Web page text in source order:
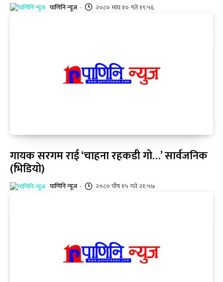
पाणिनि न्यूज - २०८० माघ १० गते १९:५६
गायक सरगम ​​राई ‘चाहना रहकडी गो…’ सार्वजनिक
(भिडियो)
पाणिनि न्यूज - २०८० पौष १५ गते २१:५७